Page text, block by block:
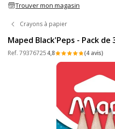
Trouver mon magasin
Crayons à papier
Maped Black'Peps - Pack
Ref. 793767254,8 (4 avis)